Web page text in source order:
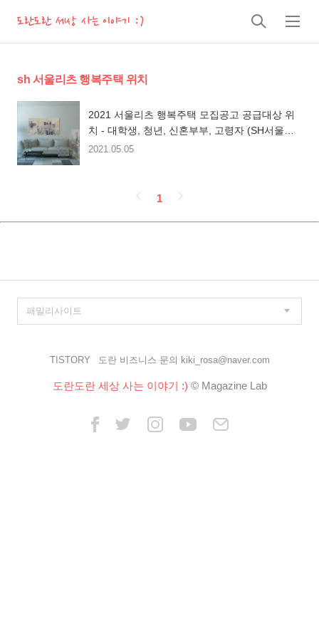
도란도란 세상 사는 이야기 :)
검
메
sh 서울리츠 행복주택 위치
2021 서울리츠 행복주택 모집공고 공급대상 위
치 - 대학생, 청년, 신혼부부, 고령자 (SH서울주
택공사)
2021.05.05
페
이
1
TISTORY 도란 비즈니스 문의 kiki_rosa@naver.com
도란도란 세상 사는 이야기 :) © Magazine Lab